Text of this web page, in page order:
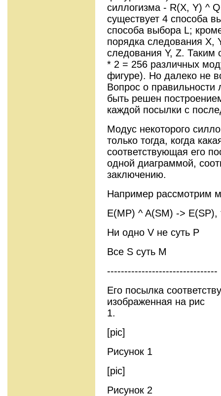
силлогизма - R(X, Y) ^
существует 4 способа
способа выбора L;
порядка следования X,
следования Y, Z. Таким
* 2 = 256 различных
фигуре). Но далеко не
Вопрос о правильности
быть решен
каждой посылки с
Модус некоторого
только тогда, когда
соответствующая его
одной диаграммой,
заключению.
Например рассмотрим
E(MP) ^ A(SM) -> E(SP),
Ни одно V не суть P
Все S суть M
--------------------------------
Его посылка
изображенная на рис
1.
[pic]
Рисунок 1
[pic]
Рисунок 2